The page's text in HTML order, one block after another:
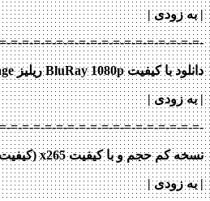
| به زودی|
=-=-=-=-=-=-=-=-=-=-=-=-=-=-=-=-=-
دانلود با کیفیت BluRay 1080p ریلیز MkvCage
| به زودی|
=-=-=-=-=-=-=-=-=-=-=-=-=-=-=-=-=-
نسخه کم حجم و با کیفیت x265 (کیفیت BluRay 720p ریلیز RMT)
| به زودی |